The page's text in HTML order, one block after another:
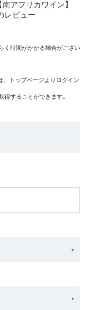
アフリカワイン】
レビュー
く時間がかかる場合がござい
トップページよりログイン
することができます。